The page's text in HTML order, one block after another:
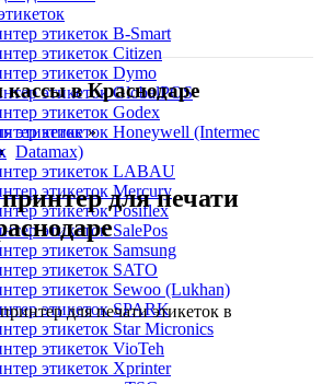
этикеток B-Smart
этикеток Citizen
этикеток Dymo
этикеток GlobalPOS
этикеток Godex
этикеток Honeywell (Intermec
Datamax)
этикеток LABAU
этикеток Mercury
этикеток Posiflex
этикеток SalePos
этикеток Samsung
этикеток SATO
этикеток Sewoo (Lukhan)
этикеток SPARK
этикеток Star Micronics
этикеток VioTeh
этикеток Xprinter
в Краснодаре
этикеток»
для печати